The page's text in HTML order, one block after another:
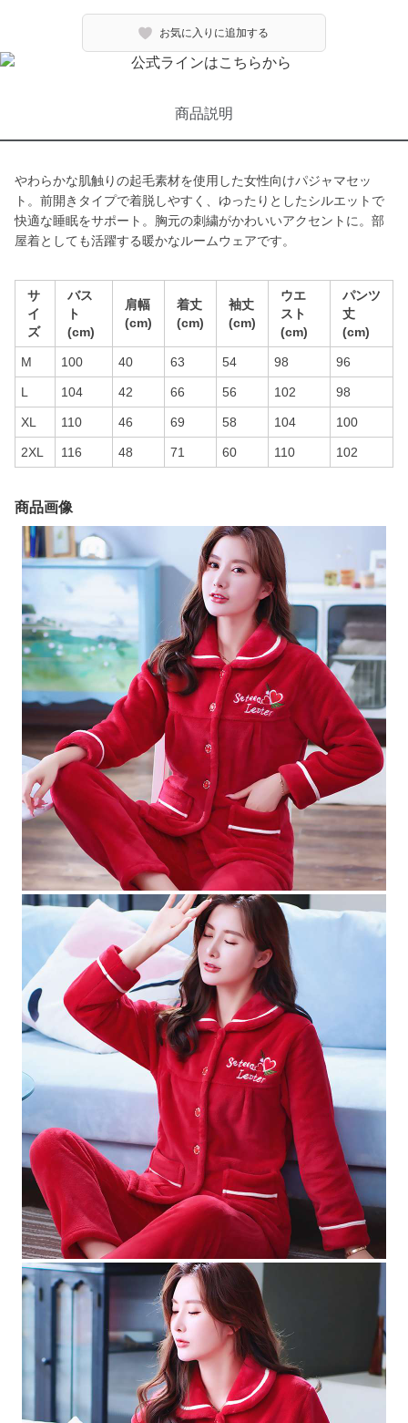
お気に入りに追加する
商品説明
やわらかな肌触りの起毛素材を使用した女性向けパジャマセッ
ト。前開きタイプで着脱しやすく、ゆったりとしたシルエットで
快適な睡眠をサポート。胸元の刺繍がかわいいアクセントに。部
屋着としても活躍する暖かなルームウェアです。
サ
イ
ズ
バス
ト
(cm)
肩幅
(cm)
着丈
(cm)
袖丈
(cm)
ウエ
スト
(cm)
パンツ
丈
(cm)
M 100 40 63 54 98 96
L 104 42 66 56 102 98
XL 110 46 69 58 104 100
2XL 116 48 71 60 110 102
商品画像